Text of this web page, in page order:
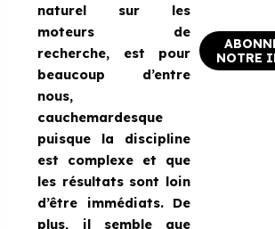
naturel sur les
moteurs de
recherche, est pour
beaucoup d’entre
nous,
cauchemardesque
puisque la discipline
est complexe et que
les résultats sont loin
d’être immédiats. De
plus, il semble que
NOTRE